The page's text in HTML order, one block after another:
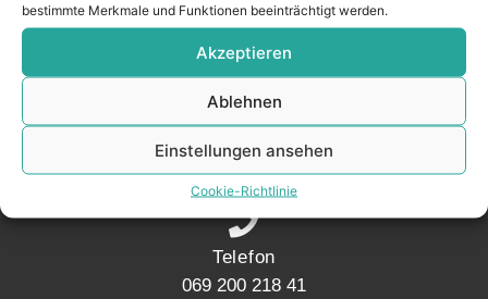
bestimmte Merkmale und Funktionen beeinträchtigt werden.
Akzeptieren
Ablehnen
Einstellungen ansehen
Cookie-Richtlinie
Adresse
Mainwesthafen Immobilien Speicherstraße 5
60327 Frankfurt
Telefon
069 200 218 41